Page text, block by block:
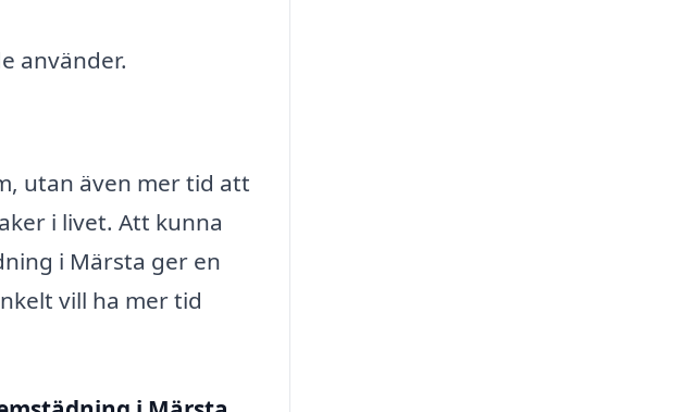
använder.
utan även mer tid att
i livet. Att kunna
i Märsta ger en
vill ha mer tid